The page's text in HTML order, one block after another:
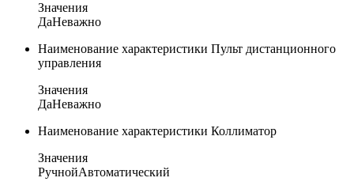
Значения
ДаНеважно
Наименование характеристики Пульт дистанционного
управления
Значения
ДаНеважно
Наименование характеристики Коллиматор
Значения
РучнойАвтоматический